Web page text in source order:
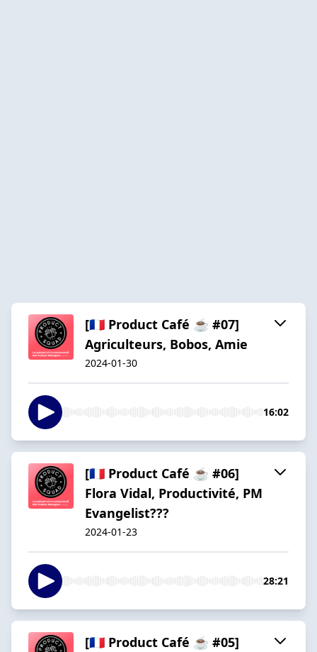
[🇫🇷 Product Café ☕️ #07]
Agriculteurs, Bobos, Amie
2024-01-30
16:02
[🇫🇷 Product Café ☕️ #06]
Flora Vidal, Productivité, PM
Evangelist???
2024-01-23
28:21
[🇫🇷 Product Café ☕️ #05]